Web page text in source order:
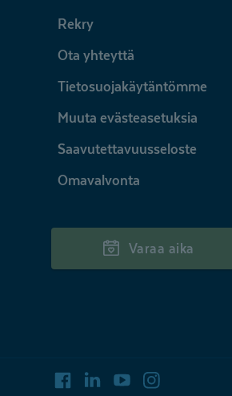
Rekry
Ota yhteyttä
Tietosuojakäytäntömme
Muuta evästeasetuksia
Saavutettavuusseloste
Omavalvonta
Varaa aika
FacebookLinkedInYoutube